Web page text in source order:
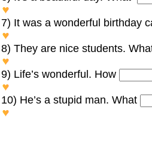
7) It was a wonderful birthday
8) They are nice students.
9) Life’s wonderful. How
10) He’s a stupid man. What